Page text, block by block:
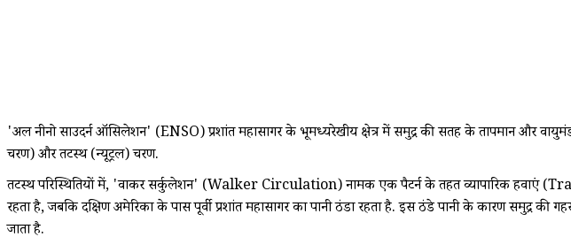
'अल नीनो साउदर्न ऑसिलेशन' (ENSO) प्रशांत महासागर के भूमध्यरेखीय क्षेत्र में समुद्र की सतह के तापमान और
चरण) और तटस्थ (न्यूट्रल) चरण.
तटस्थ परिस्थितियों में, 'वाकर सर्कुलेशन' (Walker Circulation) नामक एक पैटर्न के तहत व्यापारिक हवाएं
रहता है, जबकि दक्षिण अमेरिका के पास पूर्वी प्रशांत महासागर का पानी ठंडा रहता है. इस ठंडे पानी के कारण समुद्र
जाता है.